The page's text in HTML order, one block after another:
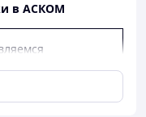
в АСКОМ
ГАЗ, УАЗ.